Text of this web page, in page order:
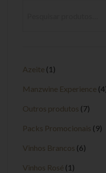
Azeite 1
Manzwine Experience 4
Outros produtos 7
Packs Promocionais 9
Vinhos Brancos 6
Vinhos Rosé 1